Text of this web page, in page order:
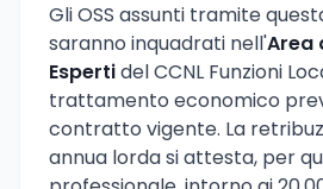
Gli OSS assunti tramite
saranno inquadrati nell'Area
Espertidel CCNL Funzioni
trattamento economico
contratto vigente. La
annua lorda si attesta, per